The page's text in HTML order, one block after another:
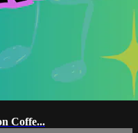
Coffe...